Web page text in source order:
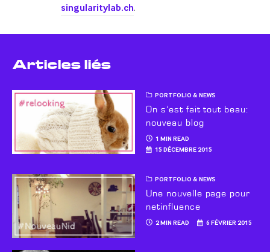
singularitylab.ch.
Articles liés
PORTFOLIO & NEWS
On s’est fait tout beau:
nouveau blog
1 MIN READ
15 DÉCEMBRE 2015
PORTFOLIO & NEWS
Une nouvelle page pour
netinfluence
2 MIN READ 6 FÉVRIER 2015